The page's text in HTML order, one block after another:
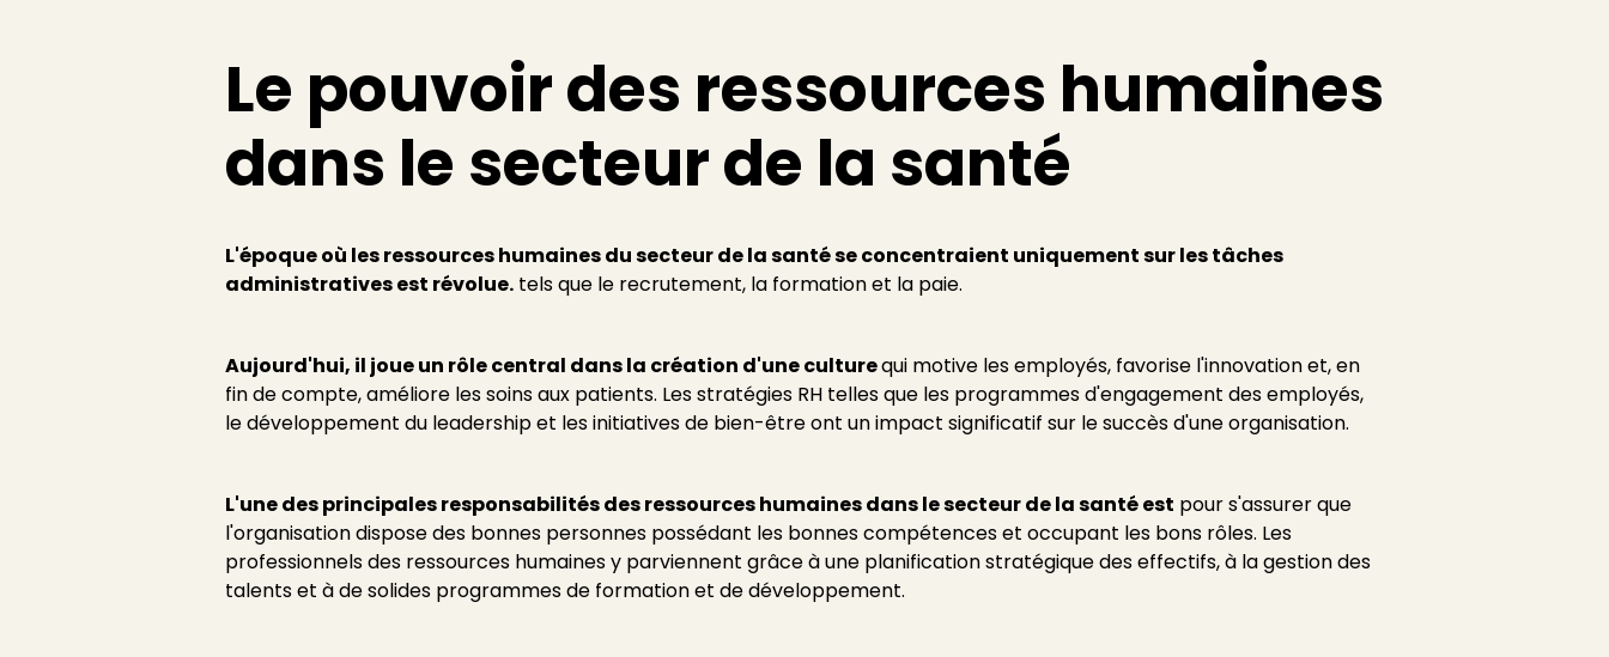
Le pouvoir des ressources humaines
dans le secteur de la santé
L'époque où les ressources humaines du secteur de la santé se concentraient uniquement sur les tâches
administratives est révolue. tels que le recrutement, la formation et la paie.
Aujourd'hui, il joue un rôle central dans la création d'une culturequi motive les employés, favorise l'innovation et, en
fin de compte, améliore les soins aux patients. Les stratégies RH telles que les programmes d'engagement des employés,
le développement du leadership et les initiatives de bien-être ont un impact significatif sur le succès d'une organisation.
L'une des principales responsabilités des ressources humaines dans le secteur de la santé est pour s'assurer que
l'organisation dispose des bonnes personnes possédant les bonnes compétences et occupant les bons rôles. Les
professionnels des ressources humaines y parviennent grâce à une planification stratégique des effectifs, à la gestion des
talents et à de solides programmes de formation et de développement.